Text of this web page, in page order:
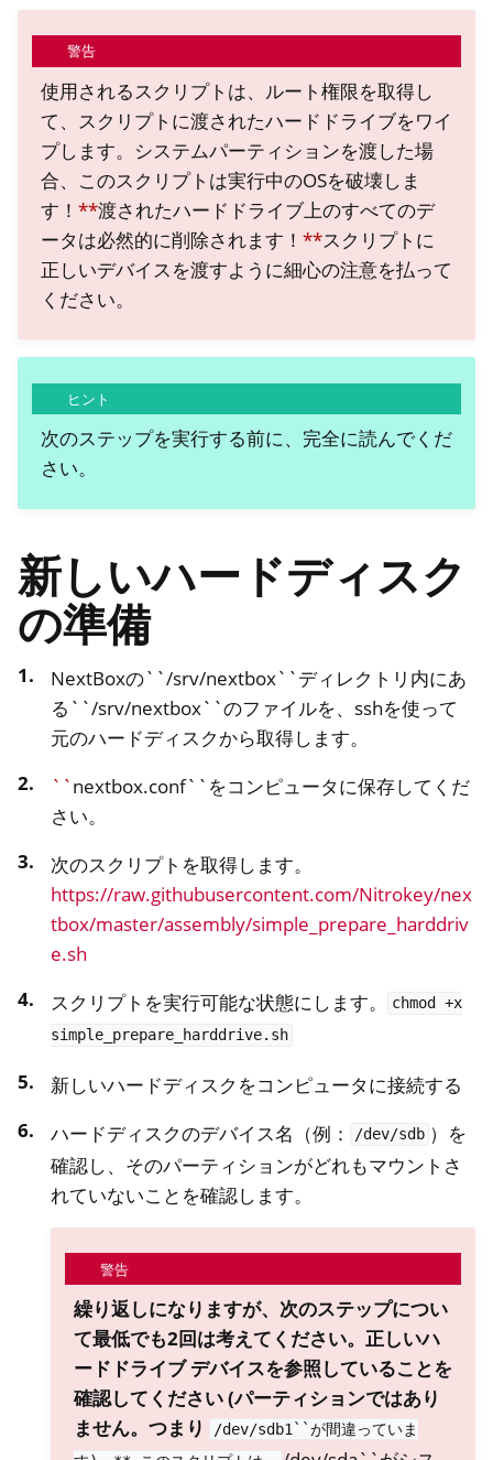
警告
使用されるスクリプトは、ルート権限を取得し
て、スクリプトに渡されたハードドライブをワイ
プします。システムパーティションを渡した場
合、このスクリプトは実行中のOSを破壊しま
す！ **渡されたハードドライブ上のすべてのデ
ータは必然的に削除されます！ **スクリプトに
正しいデバイスを渡すように細心の注意を払って
ください。
ヒント
次のステップを実行する前に、完全に読んでくだ
さい。
新しいハードディスク
の準備
NextBoxの``/srv/nextbox``ディレクトリ内にあ
る``/srv/nextbox``のファイルを、sshを使って
元のハードディスクから取得します。
``nextbox.conf``をコンピュータに保存してくだ
さい。
次のスクリプトを取得します。
https://raw.githubusercontent.com/Nitrokey/nex
tbox/master/assembly/simple_prepare_harddriv
e.sh
スクリプトを実行可能な状態にします。
chmod
+x
simple_prepare_harddrive.sh
新しいハードディスクをコンピュータに接続する
ハードディスクのデバイス名（例：
/dev/sdb ）を
確認し、そのパーティションがどれもマウントさ
れていないことを確認します。
警告
繰り返しになりますが、次のステップについ
て最低でも2回は考えてください。正しいハ
ードドライブ デバイスを参照していることを
確認してください (パーティションではあり
ません。つまり
/dev/sdb1``が間違っていま